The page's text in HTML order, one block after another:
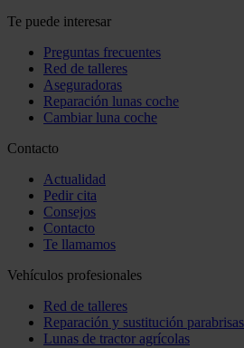
Te puede interesar
Preguntas frecuentes
Red de talleres
Aseguradoras
Reparación lunas coche
Cambiar luna coche
Contacto
Actualidad
Pedir cita
Consejos
Contacto
Te llamamos
Vehículos profesionales
Red de talleres
Reparación y sustitución
Lunas de tractor agrícolas